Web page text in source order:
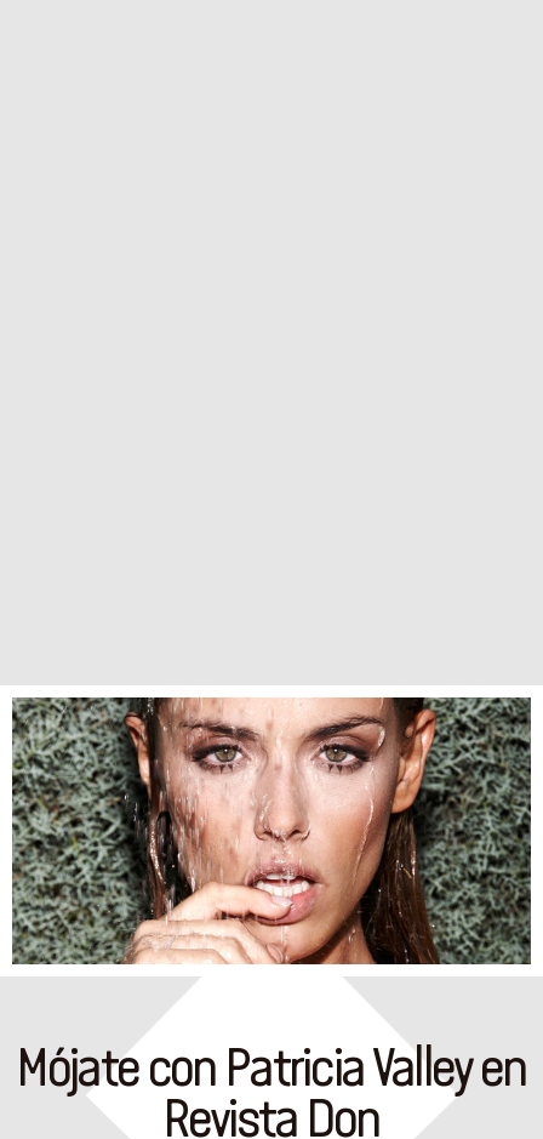
Mójate con Patricia Valley en
Revista Don